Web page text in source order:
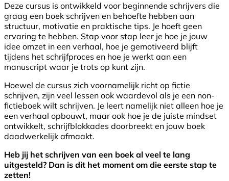
Deze cursus is ontwikkeld voor beginnende schrijvers die
graag een boek schrijven en behoefte hebben aan
structuur, motivatie en praktische tips. Je hoeft geen
ervaring te hebben. Stap voor stap leer je hoe je jouw
idee omzet in een verhaal, hoe je gemotiveerd blijft
tijdens het schrijfproces en hoe je werkt aan een
manuscript waar je trots op kunt zijn.
Hoewel de cursus zich voornamelijk richt op fictie
schrijven, zijn veel lessen ook waardevol als je een non-
fictieboek wilt schrijven. Je leert namelijk niet alleen hoe je
een verhaal opbouwt, maar ook hoe je de juiste mindset
ontwikkelt, schrijfblokkades doorbreekt en jouw boek
daadwerkelijk afmaakt.
Heb jij het schrijven van een boek al veel te lang
uitgesteld? Dan is dit het moment om die eerste stap te
zetten!